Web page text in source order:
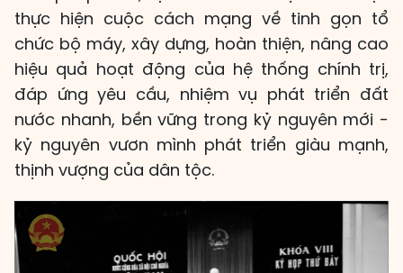
thực hiện cuộc cách mạng về tinh gọn tổ
chức bộ máy, xây dựng, hoàn thiện, nâng cao
hiệu quả hoạt động của hệ thống chính trị,
đáp ứng yêu cầu, nhiệm vụ phát triển đất
nước nhanh, bền vững trong kỷ nguyên mới -
kỷ nguyên vươn mình phát triển giàu mạnh,
thịnh vượng của dân tộc.